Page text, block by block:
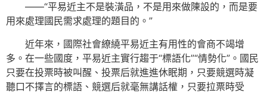
——“平易近主不是裝潢品，不是用來做陳設的，而是要
用來處理國民需求處理的題目的。”
近年來，國際社會繚繞平易近主有用性的會商不竭增
多。在一些國度，平易近主實行趨于“標語化”“情勢化”。國民
只要在投票時被叫醒、投票后就進進休眠期，只要競選時凝
聽口不擇言的標語、競選后就毫無講話權，只要拉票時受